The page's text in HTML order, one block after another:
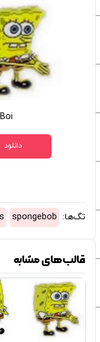
دانلود
تگ‌ها: spongebob
قالب‌های مشابه